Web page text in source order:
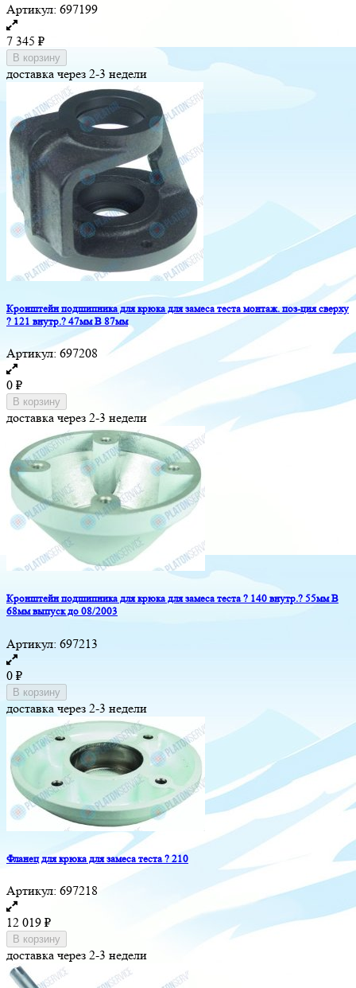
Артикул: 697199
7 345 ₽
В корзину
доставка через 2-3 недели
Кронштейн подшипника для крюка для замеса теста монтаж. поз-ция сверху
? 121 внутр.? 47мм В 87мм
Артикул: 697208
0 ₽
В корзину
доставка через 2-3 недели
Кронштейн подшипника для крюка для замеса теста ? 140 внутр.? 55мм В
68мм выпуск до 08/2003
Артикул: 697213
0 ₽
В корзину
доставка через 2-3 недели
Фланец для крюка для замеса теста ? 210
Артикул: 697218
12 019 ₽
В корзину
доставка через 2-3 недели